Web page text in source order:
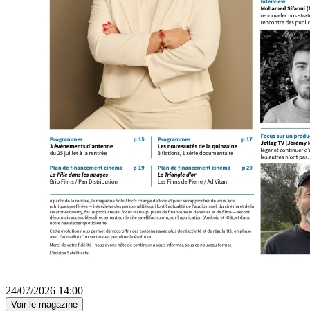
24/07/2026 14:00
Voir le magazine